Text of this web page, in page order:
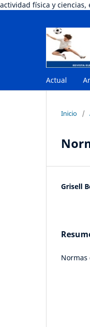
actividad física y
Actual
Inicio /
Grisell
Normas